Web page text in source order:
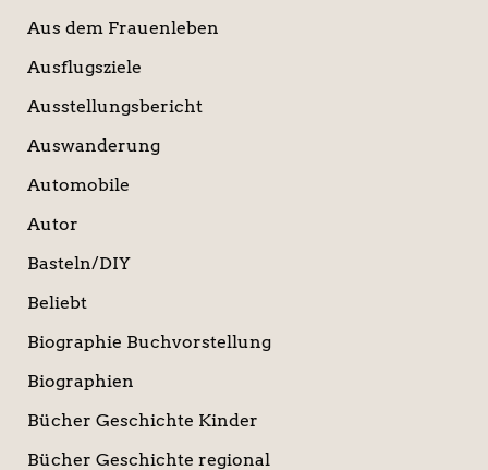
Aus dem Frauenleben
Ausflugsziele
Ausstellungsbericht
Auswanderung
Automobile
Autor
Basteln/DIY
Beliebt
Biographie Buchvorstellung
Biographien
Bücher Geschichte Kinder
Bücher Geschichte regional